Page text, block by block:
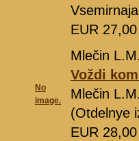
EUR
No
image.
Mlečin
Voždi
Mlečin
(Otdelnye
EUR